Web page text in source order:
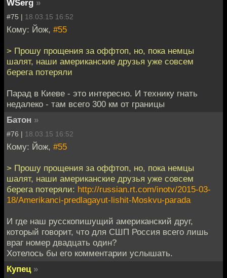
WSerg »
#75 | 18.03.15 16:52
Кому: Йож, #55
> Прошу прощения за оффтоп, но, пока немцы
шалят, наши американские друзья уже совсем
берега потеряли
Парад в Киеве - это интересно. И технику гнать
недалеко - там всего 300 км от границы
Батон »
#76 | 18.03.15 16:52
Кому: Йож, #55
> Прошу прощения за оффтоп, но, пока немцы
шалят, наши американские друзья уже совсем
берега потеряли: http://russian.rt.com/inotv/2015-03-
18/Amerikanci-predlagayut-lishit-Moskvu-parada
И где наш русскопишущий американский друг,
который говорит, что для СШП Россия всего лишь
враг номер двадцать один?
Хотелось бы его комментарии услышать.
Купец »